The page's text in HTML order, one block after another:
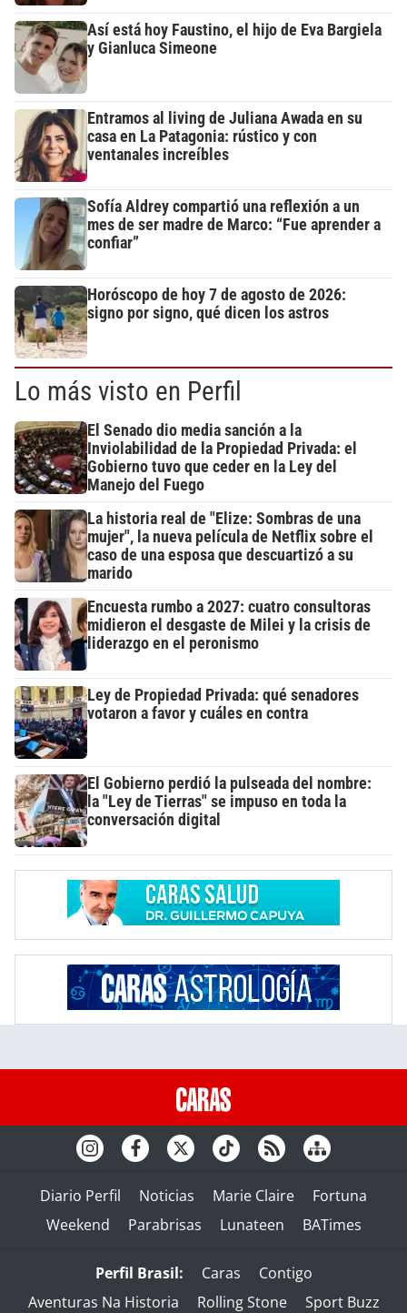
Así está hoy Faustino, el hijo de Eva Bargiela
y Gianluca Simeone
Entramos al living de Juliana Awada en su
casa en La Patagonia: rústico y con
ventanales increíbles
Sofía Aldrey compartió una reflexión a un
mes de ser madre de Marco: “Fue aprender a
confiar”
Horóscopo de hoy 7 de agosto de 2026:
signo por signo, qué dicen los astros
Lo más visto en Perfil
El Senado dio media sanción a la
Inviolabilidad de la Propiedad Privada: el
Gobierno tuvo que ceder en la Ley del
Manejo del Fuego
La historia real de "Elize: Sombras de una
mujer", la nueva película de Netflix sobre el
caso de una esposa que descuartizó a su
marido
Encuesta rumbo a 2027: cuatro consultoras
midieron el desgaste de Milei y la crisis de
liderazgo en el peronismo
Ley de Propiedad Privada: qué senadores
votaron a favor y cuáles en contra
El Gobierno perdió la pulseada del nombre:
la "Ley de Tierras" se impuso en toda la
conversación digital
Diario Perfil Noticias Marie Claire
Fortuna
Weekend
Parabrisas Lunateen BATimes
Perfil Brasil: Caras
Contigo
Aventuras Na Historia
Rolling Stone Sport Buzz